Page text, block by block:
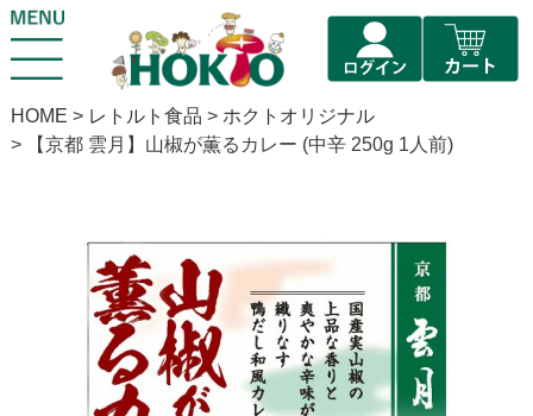
HOME レトルト食品
ホクトオリジナル
【京都 雲月】山椒が薫るカレー (中辛 250g 1人前)